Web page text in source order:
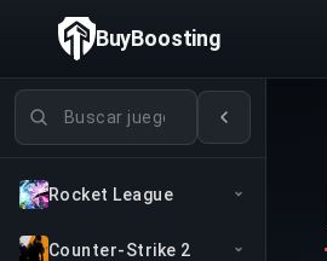
Buscar juegos
Rocket League
Counter-Strike 2
BuyBoosting